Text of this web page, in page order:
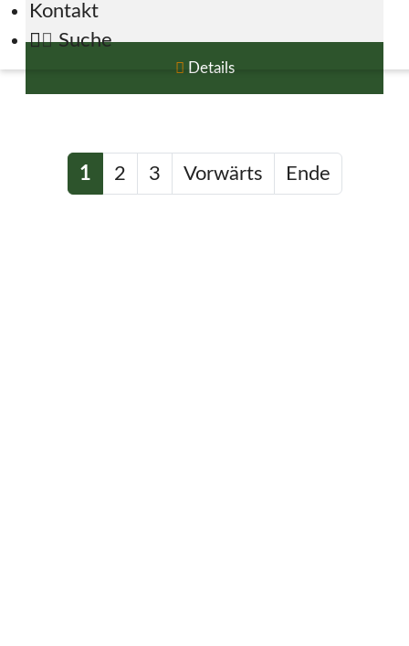
Kontakt
Suche
Details
1 2 3 Vorwärts Ende